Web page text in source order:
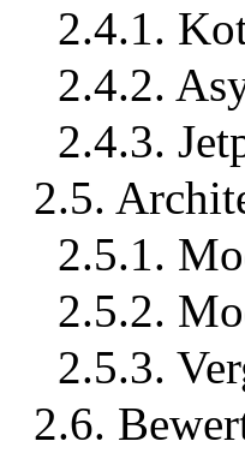
2.4.1.
2.4.2.
2.4.3.
2.5.
2.5.1.
2.5.2.
2.5.3.
2.6.